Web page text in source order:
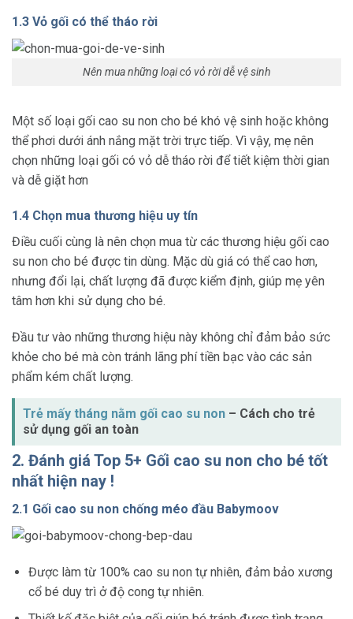
1.3 Vỏ gối có thể tháo rời
Nên mua những loại có vỏ rời dễ vệ sinh
Một số loại gối cao su non cho bé khó vệ sinh hoặc không
thể phơi dưới ánh nắng mặt trời trực tiếp. Vì vậy, mẹ nên
chọn những loại gối có vỏ dễ tháo rời để tiết kiệm thời gian
và dễ giặt hơn
1.4 Chọn mua thương hiệu uy tín
Điều cuối cùng là nên chọn mua từ các thương hiệu gối cao
su non cho bé được tin dùng. Mặc dù giá có thể cao hơn,
nhưng đổi lại, chất lượng đã được kiểm định, giúp mẹ yên
tâm hơn khi sử dụng cho bé.
Đầu tư vào những thương hiệu này không chỉ đảm bảo sức
khỏe cho bé mà còn tránh lãng phí tiền bạc vào các sản
phẩm kém chất lượng.
Trẻ mấy tháng nằm gối cao su non – Cách cho trẻ
sử dụng gối an toàn
2. Đánh giá Top 5+ Gối cao su non cho bé tốt
nhất hiện nay !
2.1 Gối cao su non chống méo đầu Babymoov
Được làm từ 100% cao su non tự nhiên, đảm bảo xương
cổ bé duy trì ở độ cong tự nhiên.